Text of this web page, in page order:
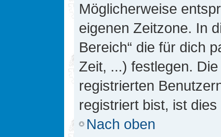
Möglicherweise
eigenen Zeitzone. In
Bereich“ die für dich
Zeit, ...) festlegen.
registrierten
registriert bist, ist
Nach oben